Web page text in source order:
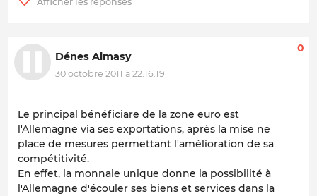
Dénes Almasy
30 octobre 2011 à 22:16:19
0
Le principal bénéficiare de la zone euro est
l'Allemagne via ses exportations, après la mise ne
place de mesures permettant l'amélioration de sa
compétitivité.
En effet, la monnaie unique donne la possibilité à
l'Allemagne d'écouler ses biens et services dans la